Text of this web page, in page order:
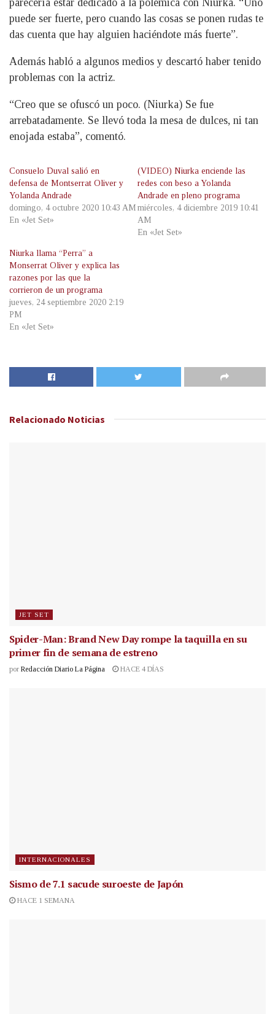
parecería estar dedicado a la polémica con Niurka. “Uno
puede ser fuerte, pero cuando las cosas se ponen rudas te
das cuenta que hay alguien haciéndote más fuerte”.
Además habló a algunos medios y descartó haber tenido
problemas con la actriz.
“Creo que se ofuscó un poco. (Niurka) Se fue
arrebatadamente. Se llevó toda la mesa de dulces, ni tan
enojada estaba”, comentó.
Consuelo Duval salió en
defensa de Montserrat Oliver y
Yolanda Andrade
domingo, 4 octubre 2020 10:43 AM
En «Jet Set»
(VIDEO) Niurka enciende las
redes con beso a Yolanda
Andrade en pleno programa
miércoles, 4 diciembre 2019 10:41
AM
En «Jet Set»
Niurka llama “Perra” a
Monserrat Oliver y explica las
razones por las que la
corrieron de un programa
jueves, 24 septiembre 2020 2:19
PM
En «Jet Set»
Relacionado Noticias
JET SET
Spider-Man: Brand New Day rompe la taquilla en su
primer fin de semana de estreno
por Redacción Diario La Página HACE 4 DÍAS
INTERNACIONALES
Sismo de 7.1 sacude suroeste de Japón
HACE 1 SEMANA